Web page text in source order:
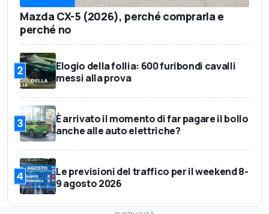
Mazda CX-5 (2026), perché comprarla e
perché no
2
Elogio della follia: 600 furibondi cavalli
messi alla prova
3
È arrivato il momento di far pagare il bollo
anche alle auto elettriche?
4
Le previsioni del traffico per il weekend 8-
9 agosto 2026